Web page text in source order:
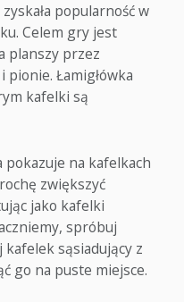
popularność w
Celem gry jest
planszy przez
Łamigłówka
kafelki są
pokazuje na kafelkach
zwiększyć
jako kafelki
spróbuj
kafelek sąsiadujący z
go na puste miejsce.